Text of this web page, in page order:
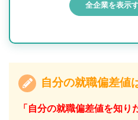
全企業を表示
自分の就職偏差値
「自分の就職偏差値を知